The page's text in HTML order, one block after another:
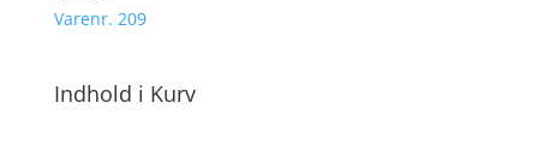
Varenr. 209
Indhold i Kurv